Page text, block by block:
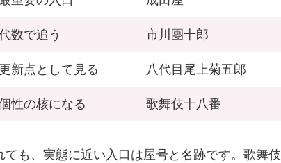
数で追う 市川團十郎
更新点として見る 八代目尾上菊五郎
性の核になる 歌舞伎十八番
も、実態に近い入口は屋号と名跡です。歌舞伎